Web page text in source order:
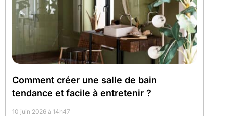
Comment créer une salle de bain
tendance et facile à entretenir ?
10 juin 2026 à 14h47